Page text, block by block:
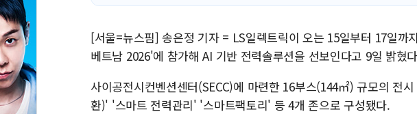
[서울=뉴스핌] 송은정 기자 = LS일렉트릭이 오는 15일부터 17일까
베트남 2026'에 참가해 AI 기반 전력솔루션을 선보인다고 9일 밝혔
사이공전시컨벤션센터(SECC)에 마련한 16부스(144㎡) 규모의 전
환)' '스마트 전력관리' '스마트팩토리' 등 4개 존으로 구성됐다.